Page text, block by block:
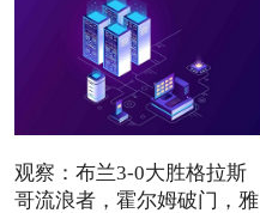
观察：布兰3-0大胜格拉斯
哥流浪者，霍尔姆破门，雅